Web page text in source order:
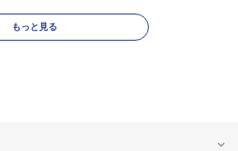
もっと見る